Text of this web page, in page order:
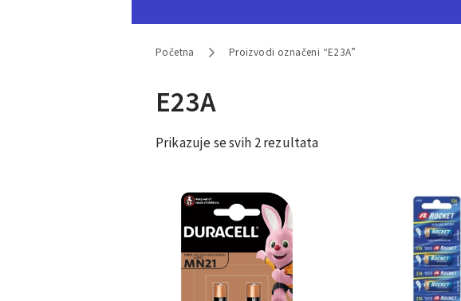
Početna Proizvodi označeni “E23A”
E23A
Prikazuje se svih 2 rezultata